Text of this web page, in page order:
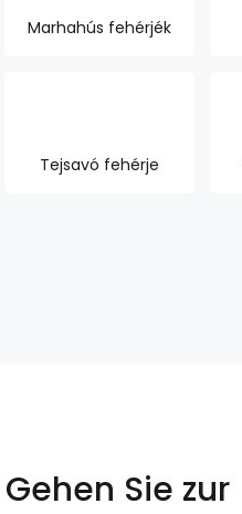
Marhahús fehérjék
Tejsavó fehérje
Gehen Sie zur